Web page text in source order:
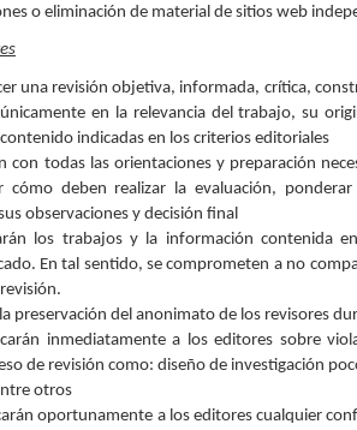
o eliminación de material de sitios web
una revisión objetiva, informada, crítica,
en la relevancia del trabajo, su
indicadas en los criterios editoriales
con todas las orientaciones y preparación
cómo deben realizar la evaluación,
observaciones y decisión final
los trabajos y la información contenida
En tal sentido, se comprometen a no
preservación del anonimato de los revisores
inmediatamente a los editores sobre
de revisión como: diseño de investigación
otros
oportunamente a los editores cualquier